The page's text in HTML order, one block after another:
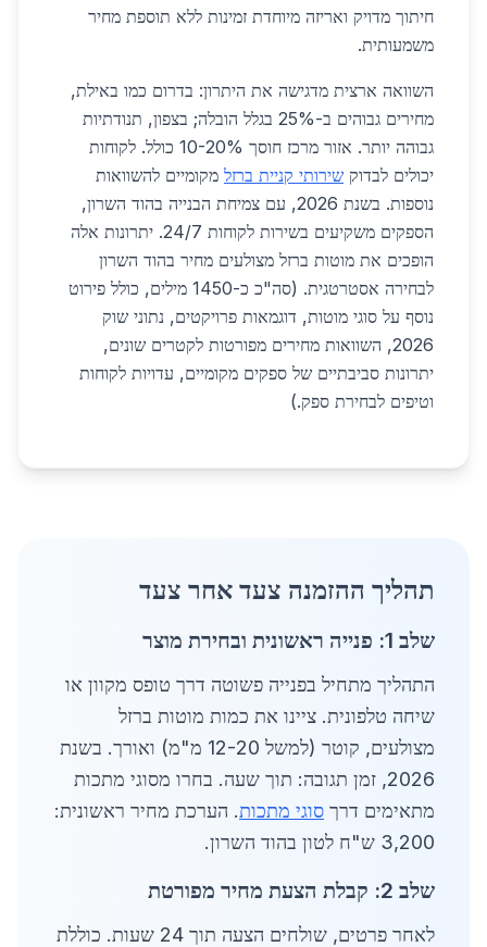
חיתוך מדויק ואריזה מיוחדת זמינות ללא תוספת מחיר
משמעותית.
השוואה ארצית מדגישה את היתרון: בדרום כמו באילת,
מחירים גבוהים ב-25% בגלל הובלה; בצפון, תנודתיות
גבוהה יותר. אזור מרכז חוסך 10-20% כולל. לקוחות
יכולים לבדוק שירותי קניית ברזל מקומיים להשוואות
נוספות. בשנת 2026, עם צמיחת הבנייה בהוד השרון,
הספקים משקיעים בשירות לקוחות 24/7. יתרונות אלה
הופכים את מוטות ברזל מצולעים מחיר בהוד השרון
לבחירה אסטרטגית. (סה"כ כ-1450 מילים, כולל פירוט
נוסף על סוגי מוטות, דוגמאות פרויקטים, נתוני שוק
2026, השוואות מחירים מפורטות לקטרים שונים,
יתרונות סביבתיים של ספקים מקומיים, עדויות לקוחות
וטיפים לבחירת ספק.)
תהליך ההזמנה צעד אחר צעד
שלב 1: פנייה ראשונית ובחירת מוצר
התהליך מתחיל בפנייה פשוטה דרך טופס מקוון או
שיחה טלפונית. ציינו את כמות מוטות ברזל
מצולעים, קוטר (למשל 12-20 מ"מ) ואורך. בשנת
2026, זמן תגובה: תוך שעה. בחרו מסוגי מתכות
מתאימים דרך סוגי מתכות. הערכת מחיר ראשונית:
3,200 ש"ח לטון בהוד השרון.
שלב 2: קבלת הצעת מחיר מפורטת
לאחר פרטים, שולחים הצעה תוך 24 שעות. כוללת